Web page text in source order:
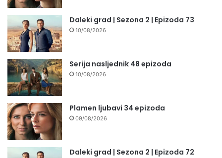
Daleki grad | Sezona 2 | Epizoda 73
10/08/2026
Serija nasljednik 48 epizoda
10/08/2026
Plamen ljubavi 34 epizoda
09/08/2026
Daleki grad | Sezona 2 | Epizoda 72